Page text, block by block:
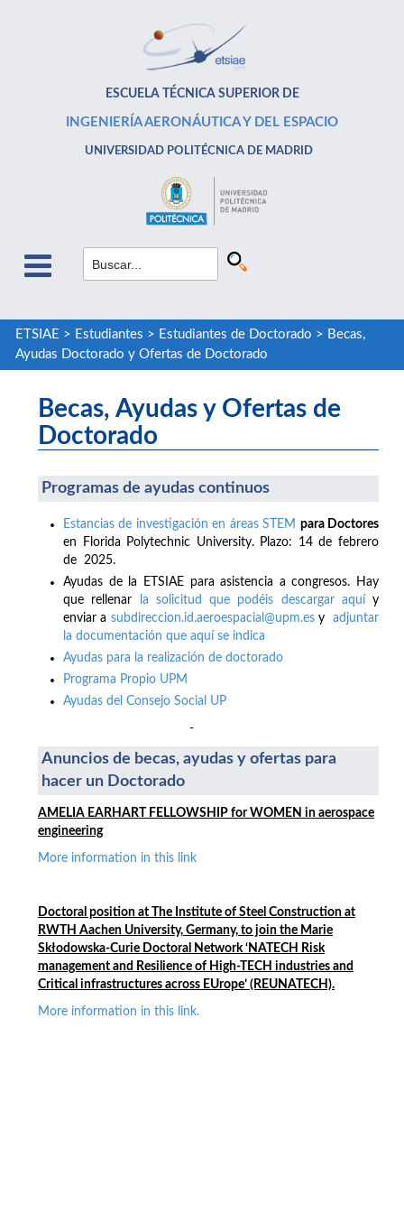
ESCUELA TÉCNICA SUPERIOR DE
INGENIERÍA AERONÁUTICA Y DEL ESPACIO
UNIVERSIDAD POLITÉCNICA DE MADRID
ETSIAE > Estudiantes > Estudiantes de Doctorado > Becas,
Ayudas Doctorado y Ofertas de Doctorado
Becas, Ayudas y Ofertas de
Doctorado
Programas de ayudas continuos
Estancias de investigación en áreas STEM para Doctores
en Florida Polytechnic University. Plazo: 14 de febrero
de 2025.
Ayudas de la ETSIAE para asistencia a congresos. Hay
que rellenar
la solicitud que podéis descargar aquí y
enviar a subdireccion.id.aeroespacial@upm.esyadjuntar
la documentación que aquí se indica
Ayudas para la realización de doctorado
Programa Propio UPM
Ayudas del Consejo Social UP
-
Anuncios de becas, ayudas y ofertas para
hacer un Doctorado
AMELIA EARHART FELLOWSHIP for WOMEN in aerospace
engineering
More information in this link
Doctoral position at
The Institute of Steel Construction at
RWTH Aachen University, Germany, to join the Marie
Skłodowska-Curie Doctoral Network ‘NATECH Risk
management and Resilience of High-TECH industries and
Critical infrastructures across EUrope’ (REUNATECH).
More information in this link.